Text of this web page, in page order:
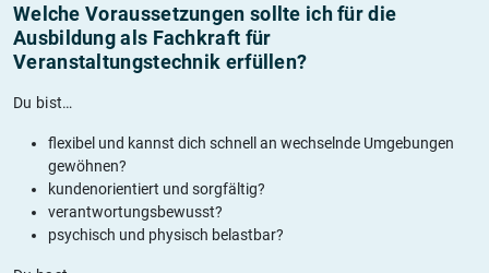
Welche Voraussetzungen sollte ich für die
Ausbildung als Fachkraft für
Veranstaltungstechnik erfüllen?
Du bist…
flexibel und kannst dich schnell an wechselnde Umgebungen
gewöhnen?
kundenorientiert und sorgfältig?
verantwortungsbewusst?
psychisch und physisch belastbar?